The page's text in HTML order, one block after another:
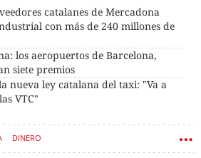
catalanes de Mercadona
con más de 240 millones de
los aeropuertos de Barcelona,
siete premios
nueva ley catalana del taxi: "Va a
VTC"
DINERO